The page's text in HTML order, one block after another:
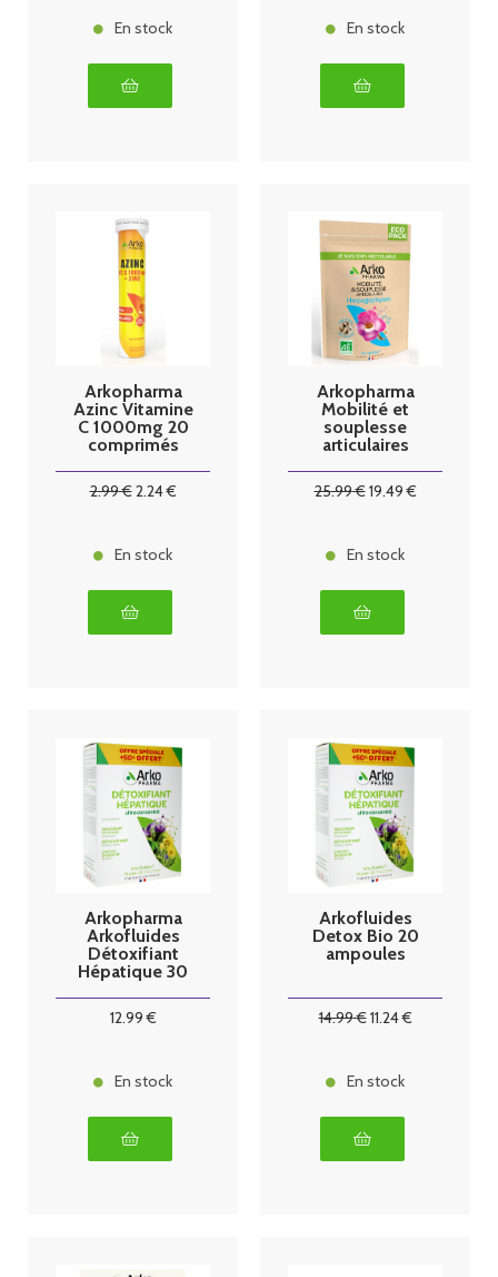
En stock En stock
Arkopharma
Azinc Vitamine
C 1000mg 20
comprimés
2.99€2.24€
En stock
Arkopharma
Mobilité et
souplesse
articulaires
25.99€19.49€
En stock
Arkopharma
Arkofluides
Détoxifiant
Hépatique 30
12.99€
En stock
Arkofluides
Detox Bio 20
ampoules
14.99€11.24€
En stock